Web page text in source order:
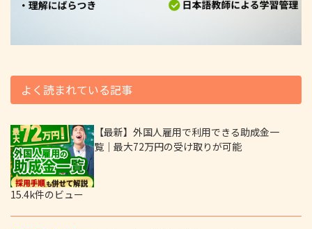
よく読まれている記事
【最新】外国人雇用で利用できる助成金一
覧｜最大72万円の受け取りが可能
15.4k件のビュー